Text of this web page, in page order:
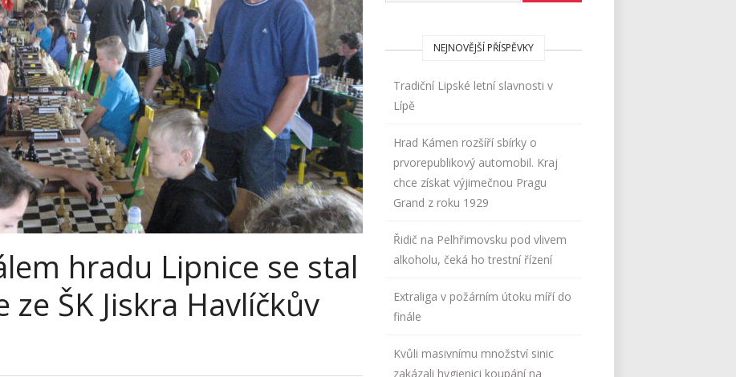
hradu Lipnice se stal
ze ŠK Jiskra Havlíčkův
NEJNOVĚJŠÍ PŘÍSPĚVKY
Tradiční Lipské letní slavnosti v
Lípě
Hrad Kámen rozšíří sbírky o
prvorepublikový automobil. Kraj
chce získat výjimečnou Pragu
Grand z roku 1929
Řidič na Pelhřimovsku pod vlivem
alkoholu, čeká ho trestní řízení
Extraliga v požárním útoku míří do
finále
Kvůli masivnímu množství sinic
zakázali hygienici koupání na